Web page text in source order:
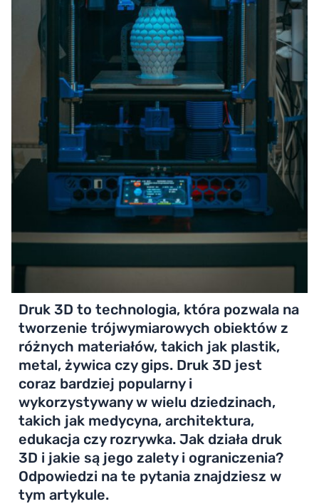
Druk 3D to technologia, która pozwala na
tworzenie trójwymiarowych obiektów z
różnych materiałów, takich jak plastik,
metal, żywica czy gips. Druk 3D jest
coraz bardziej popularny i
wykorzystywany w wielu dziedzinach,
takich jak medycyna, architektura,
edukacja czy rozrywka. Jak działa druk
3D i jakie są jego zalety i ograniczenia?
Odpowiedzi na te pytania znajdziesz w
tym artykule.